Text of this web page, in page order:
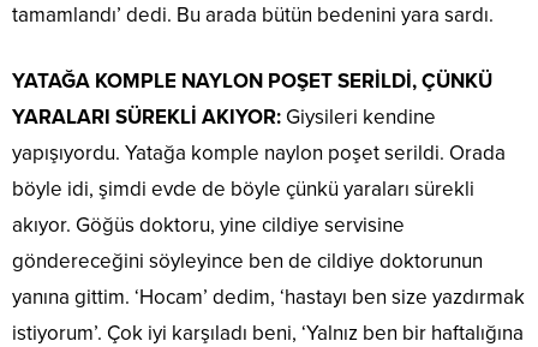
tamamlandı’ dedi. Bu arada bütün bedenini yara sardı.
YATAĞA KOMPLE NAYLON POŞET SERİLDİ, ÇÜNKÜ
YARALARI SÜREKLİ AKIYOR: Giysileri kendine
yapışıyordu. Yatağa komple naylon poşet serildi. Orada
böyle idi, şimdi evde de böyle çünkü yaraları sürekli
akıyor. Göğüs doktoru, yine cildiye servisine
göndereceğini söyleyince ben de cildiye doktorunun
yanına gittim. ‘Hocam’ dedim, ‘hastayı ben size yazdırmak
istiyorum’. Çok iyi karşıladı beni, ‘Yalnız ben bir haftalığına